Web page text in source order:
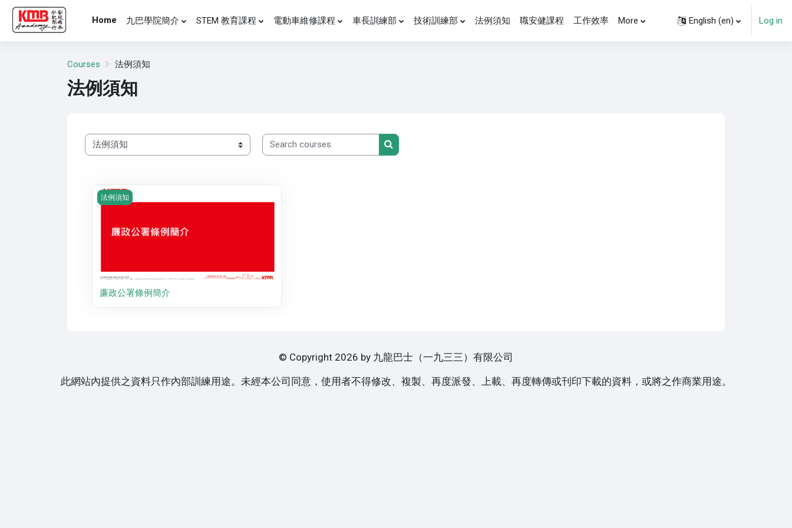
Skip to main content
Home
九巴學院簡介 STEM 教育課程 電動車維修課程 車長訓練部 技術訓練部 法例須知 職安健課程 工作效率 More English ‎(en)‎ Log in
Courses 法例須知
法例須知
Course categories
Search courses
Search courses
Course image 廉政公署條例簡介
法例須知
廉政公署條例簡介
© Copyright 2026 by 九龍巴士（一九三三）有限公司
此網站內提供之資料只作內部訓練用途。未經本公司同意，使用者不得修改、複製、再度派發、上載、再度轉傳或刊印下載的資料，或將之作商業用途。